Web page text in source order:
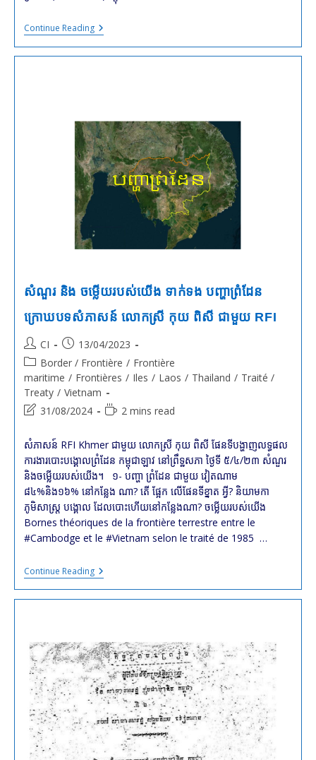
Continue Readingបញ្ហា
ព្រំដែន
ស្រុក
សំណួរ និង ចម្លើយរបស់យើង ទាក់ទង បញ្ហាព្រំដែន
ក្រោឃបទសំភាសន៍ លោកស្រី កុយ ពិសី ជាមួយ RFI
Post
author:
CI
Post
published:
13/04/2023
Post
category:
Border / Frontière / Frontière
maritime / Frontières / Iles / Laos / Thailand / Traité /
Treaty / Vietnam
Post
modified:
31/08/2024
Reading2 mins read
សំភាសន៍ RFI Khmer ជាមួយ លោកស្រី កុយ ពិសី ផែនទីបង្ហាញលទ្ធផល
ការងារបោះបង្គោលព្រំដែន កម្ពុជាឡាវ នៅព្រឹទ្ឋសភា ថ្ងៃទី ៥/៤/២៣ សំណួរ
និងចម្លើយរបស់យើង។ ១- បញ្ហា ព្រំដែន ជាមួយ វៀតណាម
៨៤%និង១៦% នៅកន្លែង ណា? តើ ផ្អែក លើផែនទីខ្នាត អី្វ? និយាមកា
ភូមិសាស្ត្រ បង្គោល ដែលបោះហើយនៅកន្លែងណា? ចម្លើយរបស់យើង
Bornes théoriques de la frontière terrestre entre le
#Cambodge et le #Vietnam selon le traité de 1985 …
Continue Readingសំណួរ
និង
ចម្លើយ
ព្រំដែន
ក្រោឃបទសំភាសន៍
លោក
ស្រី
កុយ
ពិសី
ជាមួយ
RFI